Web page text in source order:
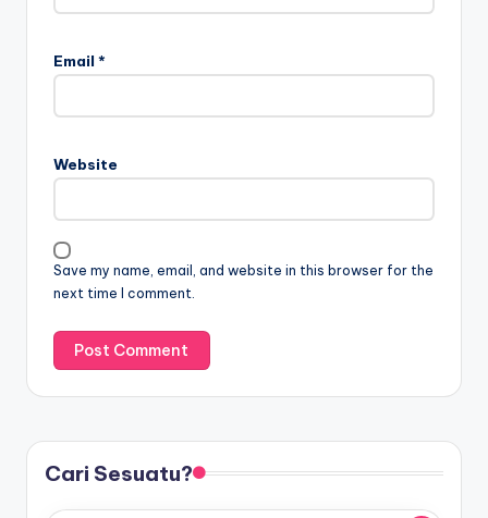
Email *
Website
Save my name, email, and website in this browser for the
next time I comment.
Cari Sesuatu?